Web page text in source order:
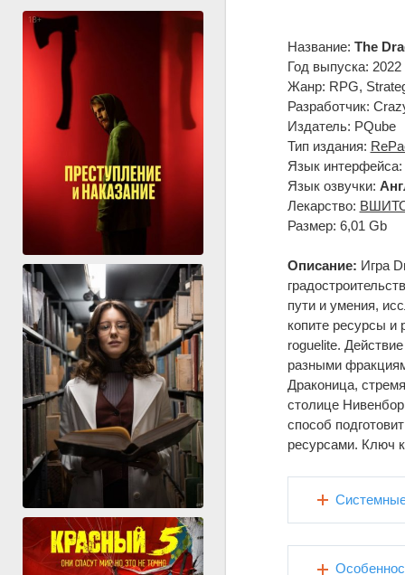
Название: The
Год выпуска: 2022
Жанр: RPG,
Разработчик:
Издатель: PQube
Тип издания:
Язык интерфейса:
Язык озвучки:
Лекарство:
Размер: 6,01 Gb
Описание: Игра
пути и умения,
копите ресурсы и
roguelite.
разными
Драконица,
столице Нивенбор
способ
ресурсами. Ключ